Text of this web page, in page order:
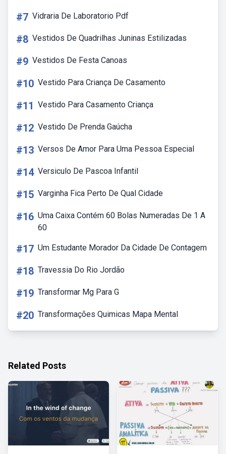
#7 Vidraria De Laboratorio Pdf
#8 Vestidos De Quadrilhas Juninas Estilizadas
#9 Vestidos De Festa Canoas
#10 Vestido Para Criança De Casamento
#11 Vestido Para Casamento Criança
#12 Vestido De Prenda Gaúcha
#13 Versos De Amor Para Uma Pessoa Especial
#14 Versiculo De Pascoa Infantil
#15 Varginha Fica Perto De Qual Cidade
#16 Uma Caixa Contém 60 Bolas Numeradas De 1 A
60
#17 Um Estudante Morador Da Cidade De Contagem
#18 Travessia Do Rio Jordão
#19 Transformar Mg Para G
#20 Transformações Quimicas Mapa Mental
Related Posts